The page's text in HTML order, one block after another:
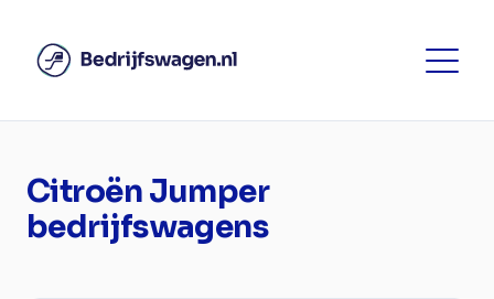
Citroën Jumper
bedrijfswagens